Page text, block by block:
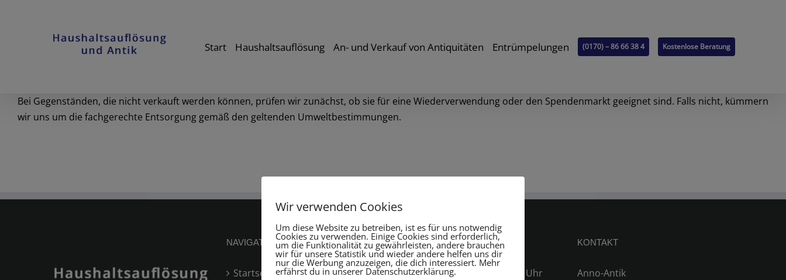
Start Haushaltsauflösung An- und Verkauf von Antiquitäten Entrümpelungen (0170) – 86 66 38 4 Kostenlose Beratung
Bei Gegenständen, die nicht verkauft werden können, prüfen wir zunächst, ob sie für eine Wiederverwendung oder den Spendenmarkt geeignet sind. Falls nicht, kümmern
wir uns um die fachgerechte Entsorgung gemäß den geltenden Umweltbestimmungen.
NAVIGATION
Startseite
ÖFFNUNGSZEITEN
Di und Do von 14:00 – 19:00 Uhr
KONTAKT
Anno-Antik
Wir verwenden Cookies
Um diese Website zu betreiben, ist es für uns notwendig
Cookies zu verwenden. Einige Cookies sind erforderlich,
um die Funktionalität zu gewährleisten, andere brauchen
wir für unsere Statistik und wieder andere helfen uns dir
nur die Werbung anzuzeigen, die dich interessiert. Mehr
erfährst du in unserer Datenschutzerklärung.